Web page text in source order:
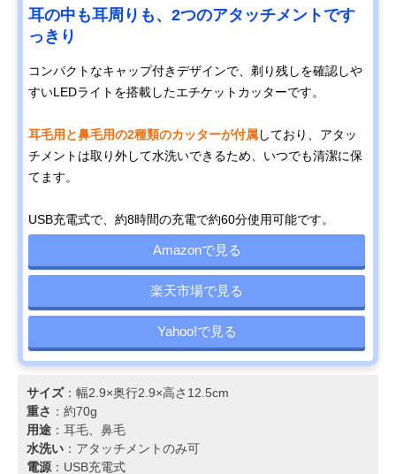
耳の中も耳周りも、2つのアタッチメントです
っきり
コンパクトなキャップ付きデザインで、剃り残しを確認しや
すいLEDライトを搭載したエチケットカッターです。
耳毛用と鼻毛用の2種類のカッターが付属しており、アタッ
チメントは取り外して水洗いできるため、いつでも清潔に保
てます。
USB充電式で、約8時間の充電で約60分使用可能です。
Amazonで見る
楽天市場で見る
Yahoo!で見る
サイズ：幅2.9×奥行2.9×高さ12.5cm
重さ ：約70g
用途 ：耳毛、鼻毛
水洗い ：アタッチメントのみ可
電源 ：USB充電式